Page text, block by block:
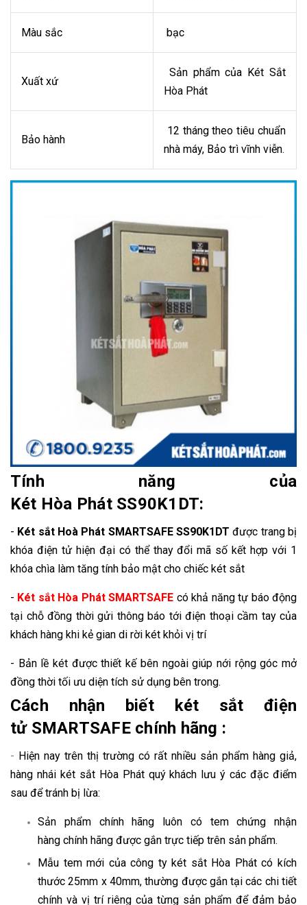
Màu sắc bạc
Xuất xứ
Sản phẩm của Két Sắt
Hòa Phát
Bảo hành
12 tháng theo tiêu chuẩn
nhà máy, Bảo trì vĩnh viễn.
Tính năng của
Két Hòa Phát SS90K1DT:
- Két sắt Hoà Phát SMARTSAFE SS90K1DT được trang bị
khóa điện tử hiện đại có thể thay đổi mã số kết hợp với 1
khóa chìa làm tăng tính bảo mật cho chiếc két sắt
- Két sắt Hòa Phát SMARTSAFE có khả năng tự báo động
tại chỗ đồng thời gửi thông báo tới điện thoại cầm tay của
khách hàng khi kẻ gian di rời két khỏi vị trí
- Bản lề két được thiết kế bên ngoài giúp nới rộng góc mở
đồng thời tối ưu diện tích sử dụng bên trong.
​Cách nhận biết két sắt điện
tử SMARTSAFEchính hãng :
- Hiện nay trên thị trường có rất nhiều sản phẩm hàng giả,
hàng nhái két sắt Hòa Phát quý khách lưu ý các đặc điểm
sau để tránh bị lừa:
Sản phẩm chính hãng luôn có tem chứng nhận
hàng chính hãng được gắn trực tiếp trên sản phẩm.
Mẫu tem mới của công ty két sắt Hòa Phát có kích
thước 25mm x 40mm, thường được gắn tại các chi tiết
chính và vị trí riêng của từng sản phẩm để đảm bảo